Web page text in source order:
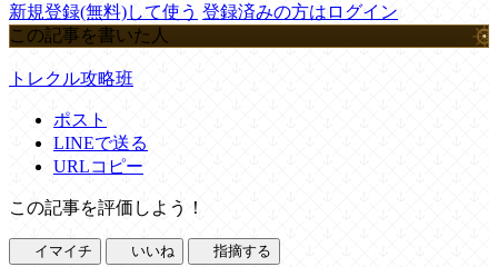
新規登録(無料)して使う 登録済みの方はログイン
この記事を書いた人
トレクル攻略班
ポスト
LINEで送る
URLコピー
この記事を評価しよう！
イマイチ いいね 指摘する